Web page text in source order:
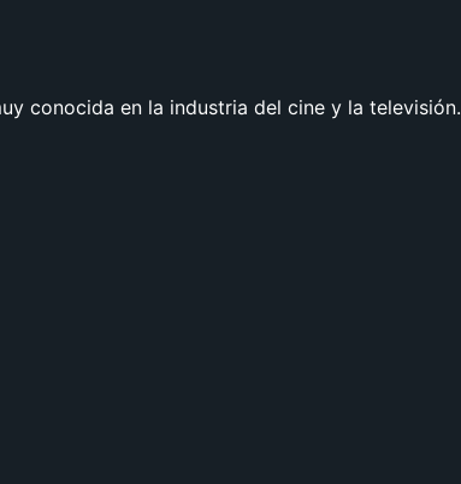
conocida en la industria del cine y la televisión.